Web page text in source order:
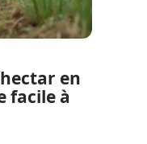
en
facile à